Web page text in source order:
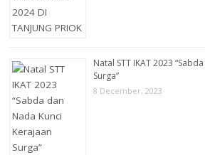
Natal STT IKAT 2023
Surga”
8 December, 2023